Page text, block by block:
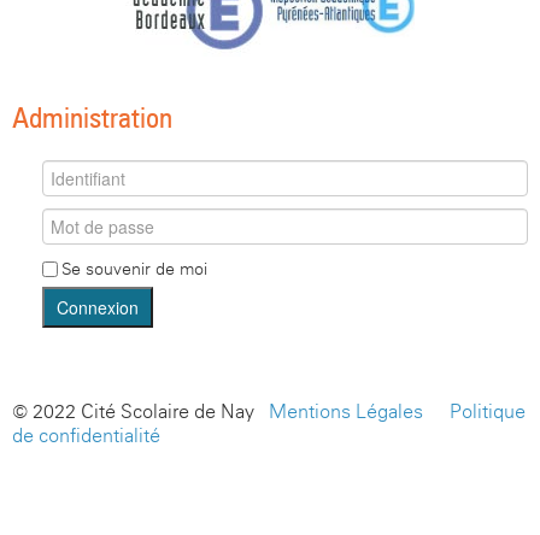
Administration
Se souvenir de moi
Connexion
© 2022 Cité Scolaire de Nay - Mentions Légales
Politique
de confidentialité